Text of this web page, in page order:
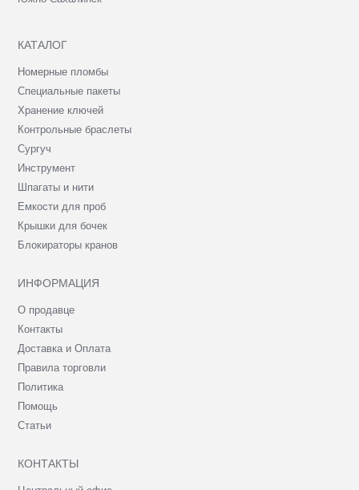
КАТАЛОГ
Номерные пломбы
Специальные пакеты
Хранение ключей
Контрольные браслеты
Сургуч
Инструмент
Шпагаты и нити
Емкости для проб
Крышки для бочек
Блокираторы кранов
ИНФОРМАЦИЯ
О продавце
Контакты
Доставка и Оплата
Правила торговли
Политика
Помощь
Статьи
КОНТАКТЫ